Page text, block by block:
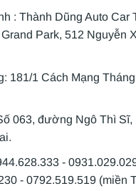
: Thành Dũng Auto Car
Park, 512 Nguyễn
181/1 Cách Mạng
063, đường Ngô Thì
-
- 0792.519.519 (miền